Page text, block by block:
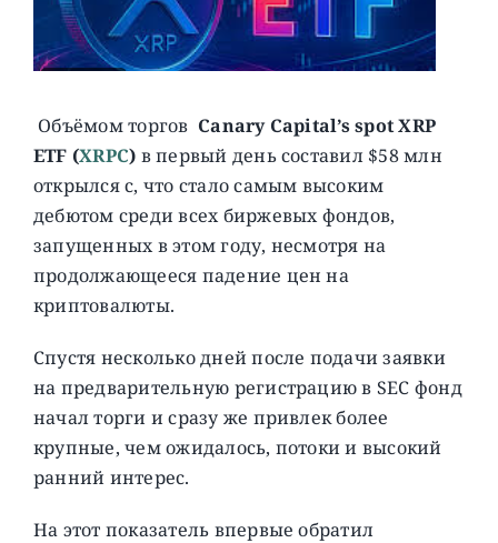
Объёмом торгов Canary Capital’s spot XRP
ETF (XRPC) в первый день составил $58 млн
открылся с, что стало самым высоким
дебютом среди всех биржевых фондов,
запущенных в этом году, несмотря на
продолжающееся падение цен на
криптовалюты.
Спустя несколько дней после подачи заявки
на предварительную регистрацию в SEC фонд
начал торги и сразу же привлек более
крупные, чем ожидалось, потоки и высокий
ранний интерес.
На этот показатель впервые обратил